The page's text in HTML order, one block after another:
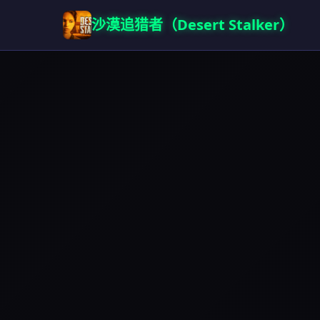
沙漠追猎者（Desert Stalker）